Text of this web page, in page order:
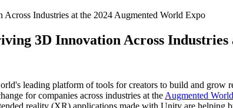
Industries at the 2024 Augmented World Expo
3D Innovation Across
leading platform of tools for creators to build and grow
for companies across industries at the Augmented